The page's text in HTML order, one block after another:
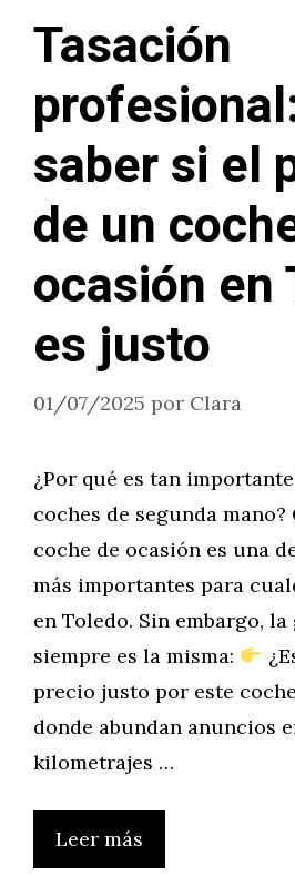
Tasación
saber si el
de un
ocasión en
es justo
01/07/2025 por Clara
¿Por qué es tan
coches de segunda
coche de ocasión es una
más importantes para
en Toledo. Sin embargo,
siempre es la misma:
precio justo por este
donde abundan anuncios
kilometrajes …
Leer más